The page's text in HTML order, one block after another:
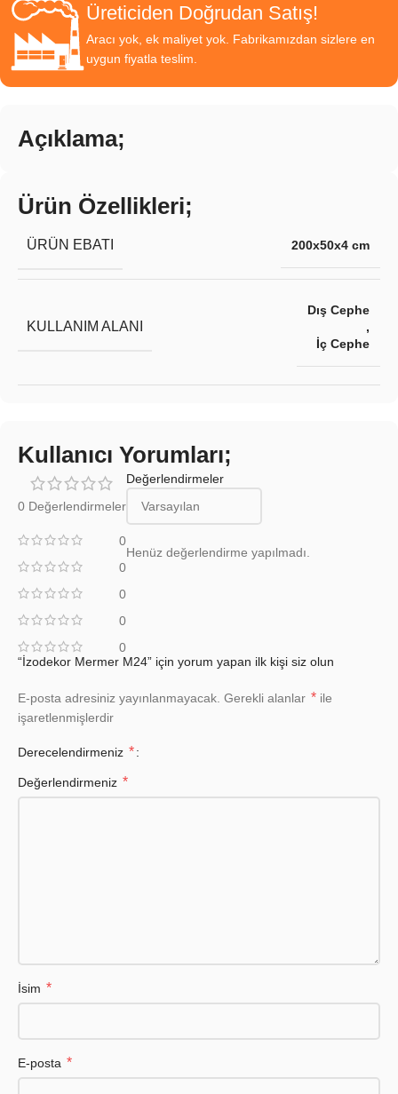
Üreticiden Doğrudan Satış!
Aracı yok, ek maliyet yok. Fabrikamızdan sizlere en
uygun fiyatla teslim.
Açıklama;
Ürün Özellikleri;
ÜRÜN EBATI 200x50x4 cm
KULLANIM ALANI
Dış Cephe
,
İç Cephe
Kullanıcı Yorumları;
0 Değerlendirmeler
0
0
0
0
0
Değerlendirmeler
Henüz değerlendirme yapılmadı.
“İzodekor Mermer M24” için yorum yapan ilk kişi siz olun
E-posta adresiniz yayınlanmayacak. Gerekli alanlar * ile
işaretlenmişlerdir
Derecelendirmeniz *
Değerlendirmeniz *
İsim *
E-posta *